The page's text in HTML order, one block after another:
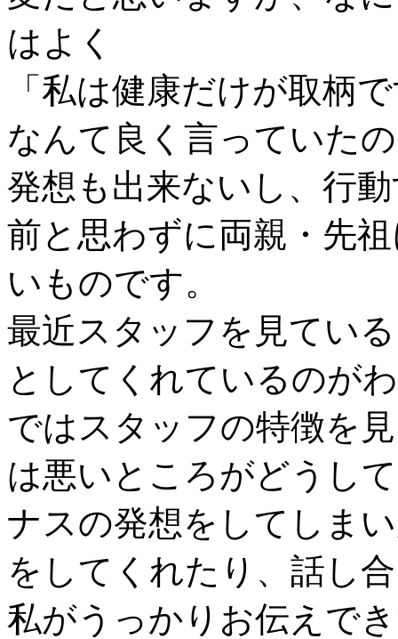
はよく
「私は健康だけが取柄
なんて良く言っていた
発想も出来ないし、行
前と思わずに両親・先
いものです。
最近スタッフを見てい
としてくれているのが
ではスタッフの特徴を
は悪いところがどうし
ナスの発想をしてしま
をしてくれたり、話し
私がうっかりお伝えで